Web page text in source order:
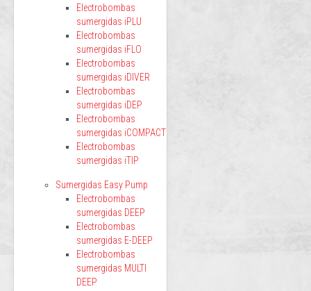
Electrobombas
sumergidas iPLU
Electrobombas
sumergidas iFLO
Electrobombas
sumergidas iDIVER
Electrobombas
sumergidas iDEP
Electrobombas
sumergidas iCOMPACT
Electrobombas
sumergidas iTIP
Sumergidas Easy Pump
Electrobombas
sumergidas DEEP
Electrobombas
sumergidas E-DEEP
Electrobombas
sumergidas MULTI
DEEP